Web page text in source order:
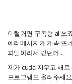
이럴거면 구독형 ai 쓰
에러메시지가 계속 뜨
파일아라서 같던데..
제가 cuda 지우고 새
프로그램도 올려주세